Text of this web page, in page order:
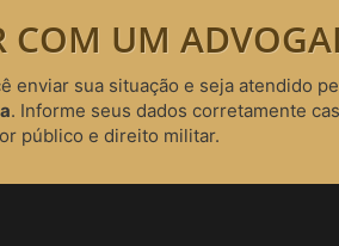
COM UM
enviar sua situação e seja atendido
. Informe seus dados corretamente
público e direito militar.